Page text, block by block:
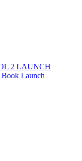
2 LAUNCH
Launch